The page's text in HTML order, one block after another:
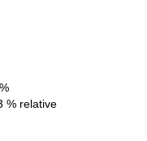
% relative